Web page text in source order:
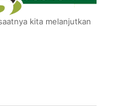
kita melanjutkan